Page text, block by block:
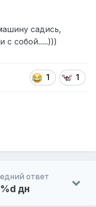
садись,
с собой.....)))
1 1
ответ
%d дн